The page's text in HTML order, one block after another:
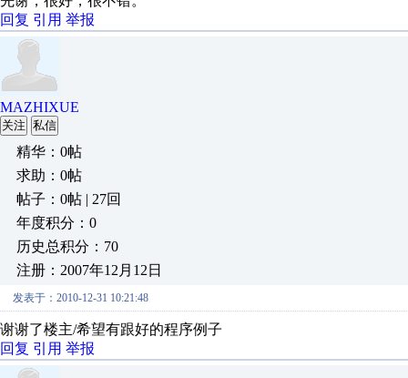
回复 引用 举报
MAZHIXUE
关注 私信
精华：0帖
求助：0帖
帖子：0帖 | 27回
年度积分：0
历史总积分：70
注册：2007年12月12日
发表于：2010-12-31 10:21:48
谢谢了楼主/希望有跟好的程序例子
回复 引用 举报